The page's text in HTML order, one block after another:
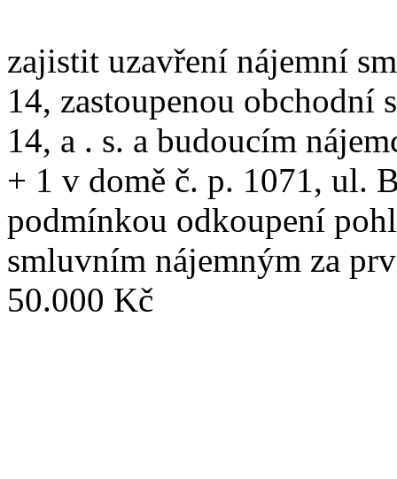
zajistit uzavření nájemní
14, zastoupenou obchodní
14, a . s. a budoucím
+ 1 v domě č. p. 1071, ul.
podmínkou odkoupení
smluvním nájemným za
50.000 Kč